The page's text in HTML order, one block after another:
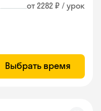
от 2282 ₽ / урок
Выбрать время